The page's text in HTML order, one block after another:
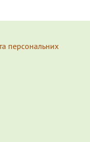
персональних